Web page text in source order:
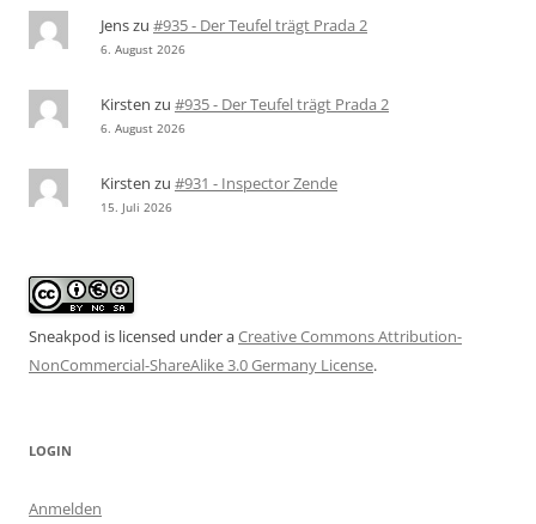
Jenszu #935 - Der Teufel trägt Prada 2
6. August 2026
Kirsten zu #935 - Der Teufel trägt Prada 2
6. August 2026
Kirsten zu #931 - Inspector Zende
15. Juli 2026
Sneakpod is licensed under aCreative Commons Attribution-
NonCommercial-ShareAlike 3.0 Germany License.
LOGIN
Anmelden